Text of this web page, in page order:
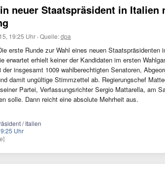
neuer Staatspräsident in Italien
19:25 Uhr ·Quelle:dpa
erste Runde zur Wahl eines neuen
erwartet erhielt keiner der Kandidaten im ersten
der insgesamt 1009 wahlberechtigten Senatoren,
damit ungültige Stimmzettel ab. Regierungschef
Partei, Verfassungsrichter Sergio Mattarella, am
solle. Dann reicht eine absolute Mehrheit aus.
/ Italien
Uhr